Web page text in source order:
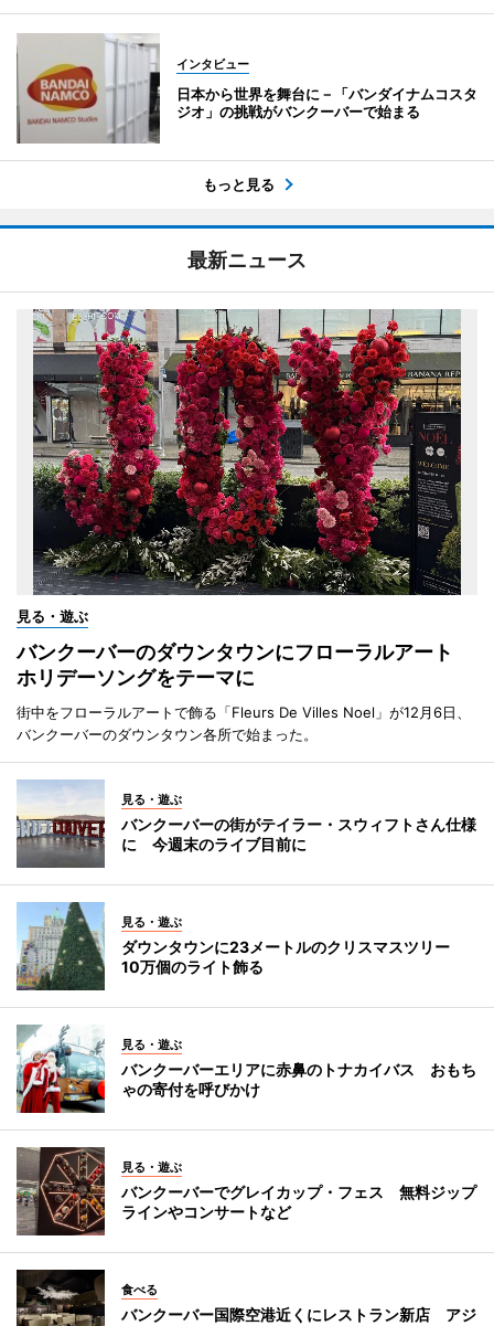
インタビュー
日本から世界を舞台に－「バンダイナムコスタ
ジオ」の挑戦がバンクーバーで始まる
もっと見る
最新ニュース
見る・遊ぶ
バンクーバーのダウンタウンにフローラルアート
ホリデーソングをテーマに
街中をフローラルアートで飾る「Fleurs De Villes Noel」が12月6日、
バンクーバーのダウンタウン各所で始まった。
見る・遊ぶ
バンクーバーの街がテイラー・スウィフトさん仕様
に 今週末のライブ目前に
見る・遊ぶ
ダウンタウンに23メートルのクリスマスツリー
10万個のライト飾る
見る・遊ぶ
バンクーバーエリアに赤鼻のトナカイバス おもち
ゃの寄付を呼びかけ
見る・遊ぶ
バンクーバーでグレイカップ・フェス 無料ジップ
ラインやコンサートなど
食べる
バンクーバー国際空港近くにレストラン新店 アジ